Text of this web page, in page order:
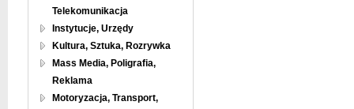
Telekomunikacja
Instytucje, Urzędy
Kultura, Sztuka, Rozrywka
Mass Media, Poligrafia,
Reklama
Motoryzacja, Transport,